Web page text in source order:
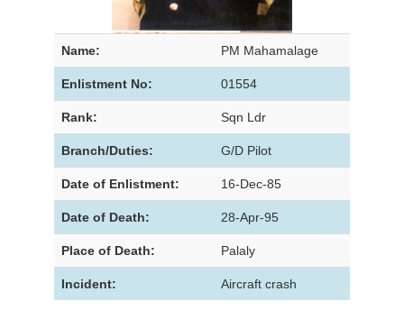
Name: PM Mahamalage
Enlistment No: 01554
Rank: Sqn Ldr
Branch/Duties: G/D Pilot
Date of Enlistment: 16-Dec-85
Date of Death: 28-Apr-95
Place of Death: Palaly
Incident: Aircraft crash